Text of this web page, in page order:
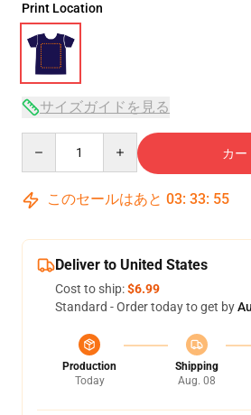
Print Location
サイズガイドを見る
カー
このセールはあと 03: 33: 54
Deliver to United States
Cost to ship:$6.99
Standard - Order today to get by
Production
Today
Shipping
Aug. 08